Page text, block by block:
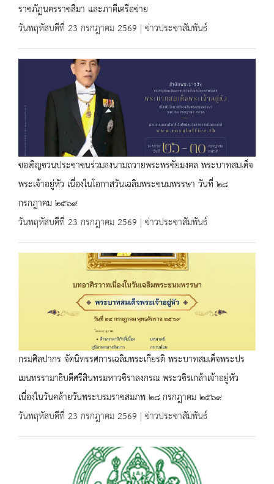
ราชภัฏนครราชสีมา และภาคีเครือข่าย
วันพฤหัสบดีที่ 23 กรกฎาคม 2569 | ข่าวประชาสัมพันธ์
ขอเชิญชวนประชาชนร่วมลงนามถวายพระพรชัยมงคล พระบาทสมเด็จ
พระเจ้าอยู่หัว เนื่องในโอกาสวันเฉลิมพระชนมพรรษา วันที่ ๒๘
กรกฎาคม ๒๕๖๙
วันพฤหัสบดีที่ 23 กรกฎาคม 2569 | ข่าวประชาสัมพันธ์
กรมศิลปากร จัดนิทรรศการเฉลิมพระเกียรติ พระบาทสมเด็จพระปร
เมนทรรามาธิบดีศรีสินทรมหาวชิราลงกรณ พระวชิรเกล้าเจ้าอยู่หัว
เนื่องในวันคล้ายวันพระบรมราชสมภพ ๒๘ กรกฎาคม ๒๕๖๙
วันพฤหัสบดีที่ 23 กรกฎาคม 2569 | ข่าวประชาสัมพันธ์